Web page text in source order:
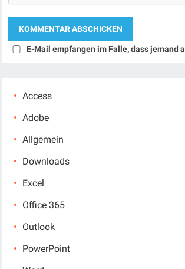
E-Mail empfangen im Falle, dass jemand
Access
Adobe
Allgemein
Downloads
Excel
Office 365
Outlook
PowerPoint